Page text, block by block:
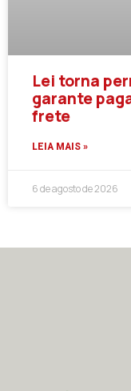
Lei torna
garante
frete
LEIA MAIS »
6 de agosto de 2026